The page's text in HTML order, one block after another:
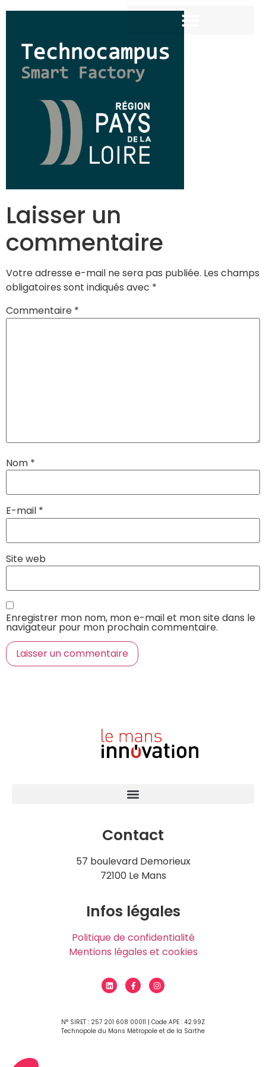
Laisser un
commentaire
Votre adresse e-mail ne sera pas publiée. Les champs
obligatoires sont indiqués avec *
Commentaire *
Nom *
E-mail *
Site web
Enregistrer mon nom, mon e-mail et mon site dans le
navigateur pour mon prochain commentaire.
Contact
57 boulevard Demorieux
72100 Le Mans
Infos légales
Politique de confidentialité
Mentions légales et cookies
N° SIRET : 257 201 608 00011 | Code APE : 42.99Z
Technopole du Mans Métropole et de la Sarthe